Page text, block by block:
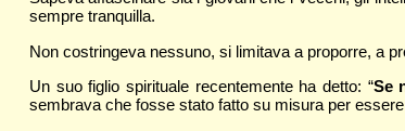
sempre tranquilla.
Non costringeva nessuno, si limitava a proporre, a
Un suo figlio spirituale recentemente ha detto: “Se
sembrava che fosse stato fatto su misura per